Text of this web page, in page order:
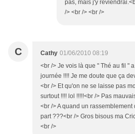
pas, mais j'y
/> <br /> <br />
C Cathy 01/06/2010 08:19
<br /> Je vois là que " Thé au fil "
journée !!!! Je me doute que ça
<br /> Et qu'on ne se laisse pas
surtout !!!! lol !!!!!<br /> Pas
<br /> A quand un
part ???<br /> Gros bisous ma
<br />